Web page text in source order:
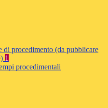
di procedimento (da pubblicare
1
procedimentali